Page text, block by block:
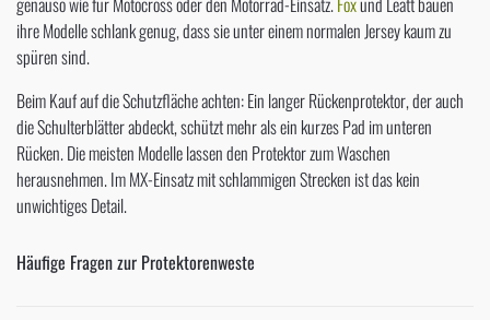
ihre Modelle schlank genug, dass sie unter einem normalen Jersey kaum zu
spüren sind.
Beim Kauf auf die Schutzfläche achten: Ein langer Rückenprotektor, der auch
die Schulterblätter abdeckt, schützt mehr als ein kurzes Pad im unteren
Rücken. Die meisten Modelle lassen den Protektor zum Waschen
herausnehmen. Im MX-Einsatz mit schlammigen Strecken ist das kein
unwichtiges Detail.
Häufige Fragen zur Protektorenweste